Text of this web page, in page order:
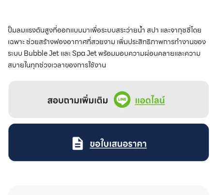
ปั๊มลมแรงดันสูงที่ออกแบบมาเพื่อระบบสระว่ายน้ำ สปา และจากุซซี่โดย
เฉพาะ ช่วยสร้างฟองอากาศที่สวยงาม เพิ่มประสิทธิภาพการทำงานของ
ระบบ Bubble Jet และ Spa Jet พร้อมมอบความผ่อนคลายและความ
สบายในทุกช่วงเวลาของการใช้งาน